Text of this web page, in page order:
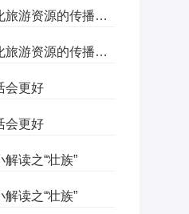
惠州市客家文化旅游资源的传播与开发
惠州市客家文化旅游资源的传播与开发
会更好
会更好
读之“壮族”
读之“壮族”